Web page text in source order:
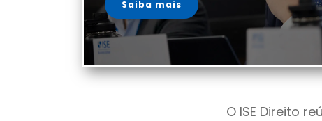
Saiba mais
O ISE Direito